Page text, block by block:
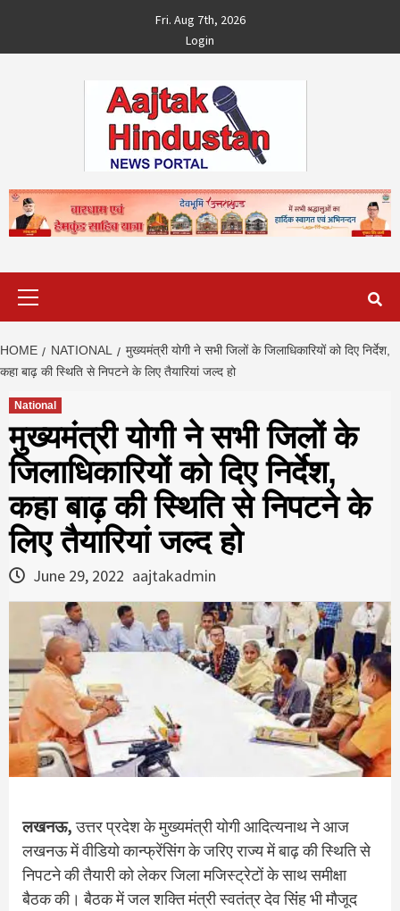
content
Fri. Aug 7th, 2026
Login
HOME NATIONAL
मुख्‍यमंत्री योगी ने सभी ज‍िलों के ज‍िलाध‍िकार‍ियों को दिए न‍िर्देश,
कहा बाढ़ की स्‍थि‍त‍ि से न‍िपटने के ल‍िए तैयार‍ियां जल्‍द हो
National
मुख्‍यमंत्री योगी ने सभी ज‍िलों के
ज‍िलाध‍िकार‍ियों को दिए न‍िर्देश,
कहा बाढ़ की स्‍थि‍त‍ि से न‍िपटने के
ल‍िए तैयार‍ियां जल्‍द हो
June 29, 2022 aajtakadmin
लखनऊ,उत्तर प्रदेश के मुख्यमंत्री योगी आदित्यनाथ ने आज
लखनऊ में वीडियो कान्फ्रेंसिंग के जरिए राज्य में बाढ़ की स्थिति से
निपटने की तैयारी को लेकर ज‍िला मजिस्ट्रेटों के साथ समीक्षा
बैठक की। बैठक में जल शक्‍ति मंत्री स्‍वतंत्र देव स‍िंंह भी मौजूद